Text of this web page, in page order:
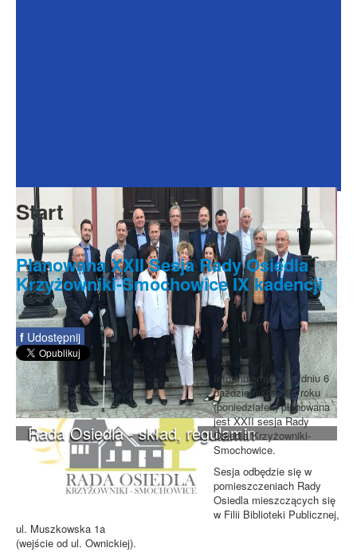
Rada Seniorów
Rada Osiedla - skład, regulamin
Start
Planowana XXII Sesja Rady Osiedla
Krzyżowniki-Smochowice IX kadencji
f Udostępnij
Informujemy, że w dniu 6
października 2025 roku
(poniedziałek) planowana
jest XXII sesja Rady
Osiedla Krzyżowniki-
Smochowice.
Sesja odbędzie się w
pomieszczeniach Rady
Osiedla mieszczących się
w Filii Biblioteki Publicznej,
ul. Muszkowska 1a
(wejście od ul. Ownickiej).